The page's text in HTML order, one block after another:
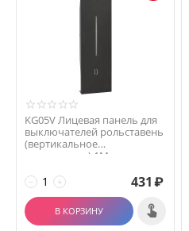
KG05V Лицевая панель для
выключателей рольставень
(вертикальное
размещение) 1М цвет
+
− 431₽
В КОРЗИНУ